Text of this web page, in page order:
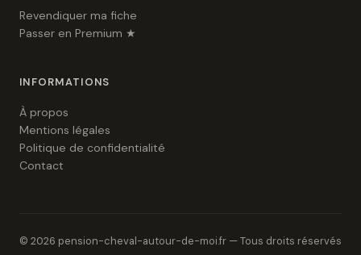
Revendiquer ma fiche
Passer en Premium ★
INFORMATIONS
À propos
Mentions légales
Politique de confidentialité
Contact
© 2026 pension-cheval-autour-de-moi.fr — Tous droits réservés